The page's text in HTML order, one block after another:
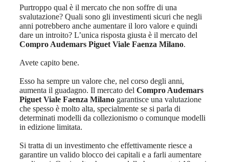
Purtroppo qual è il mercato che non soffre di una
svalutazione? Quali sono gli investimenti sicuri che negli
anni potrebbero anche aumentare il loro valore e quindi
dare un introito? L’unica risposta giusta è il mercato del
Compro Audemars Piguet Viale Faenza Milano.
Avete capito bene.
Esso ha sempre un valore che, nel corso degli anni,
aumenta il guadagno. Il mercato del Compro Audemars
Piguet Viale Faenza Milano garantisce una valutazione
che spesso è molto alta, specialmente se si parla di
determinati modelli da collezionismo o comunque modelli
in edizione limitata.
Si tratta di un investimento che effettivamente riesce a
garantire un valido blocco dei capitali e a farli aumentare